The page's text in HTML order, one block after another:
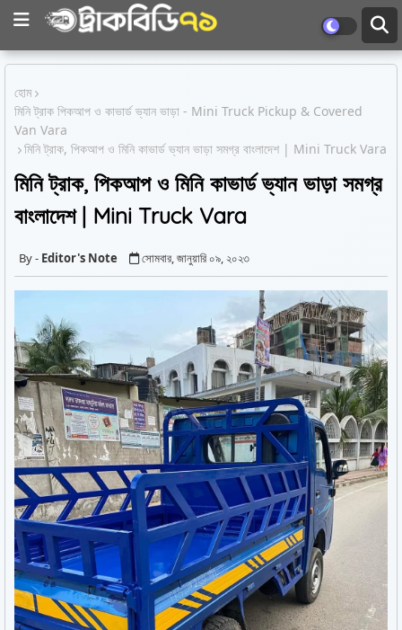
হোম
মিনি ট্রাক পিকআপ ও কাভার্ড ভ্যান ভাড়া - Mini Truck Pickup & Covered
Van Vara
মিনি ট্রাক, পিকআপ ও মিনি কাভার্ড ভ্যান ভাড়া সমগ্র বাংলাদেশ | Mini Truck Vara
মিনি ট্রাক, পিকআপ ও মিনি কাভার্ড ভ্যান ভাড়া সমগ্র
বাংলাদেশ | Mini Truck Vara
Editor's Note সোমবার, জানুয়ারি ০৯, ২০২৩